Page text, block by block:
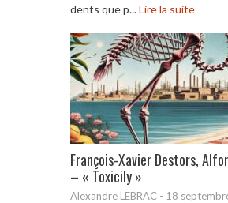
dents que p...Lire la suite
François-Xavier Destors,
– « Toxicily »
Alexandre LEBRAC - 18